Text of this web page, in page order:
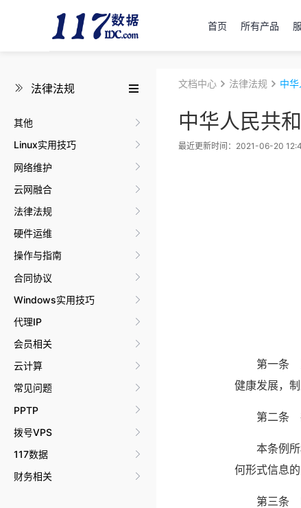
首页 所有产品
法律法规
其他
Linux实用技巧
网络维护
云网融合
法律法规
硬件运维
操作与指南
合同协议
Windows实用技巧
代理IP
会员相关
云计算
常见问题
PPTP
拨号VPS
117数据
财务相关
文档中心 法律法规 中
中华人民共
最近更新时间：2021-06-20
第一条　为
健康发展，制
第二条　在
本条例所称
何形式信息的
第三条　国